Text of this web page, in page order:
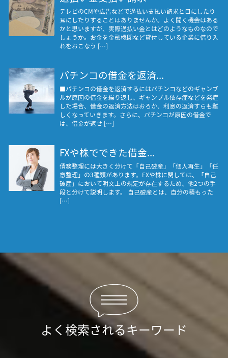
テレビのCMや広告などで過払い支払い請求と目にしたり
耳にしたりすることはありませんか。よく聞く機会はある
かと思いますが、実際過払い金とはどのようなものなので
しょうか。お金を金融機関など貸付している企業に借り入
れをおこなう […]
パチンコの借金を返済...
■パチンコの借金を返済するにはパチンコなどのギャンブ
ルが原因の借金を繰り返し、ギャンブル依存症などを発症
した場合、借金の返済方法はおろか、利息の返済すらも難
しくなっていきます。さらに、パチンコが原因の借金で
は、借金が返せ […]
FXや株でできた借金...
債務整理には大きく分けて「自己破産」「個人再生」「任
意整理」の3種類があります。FXや株に関しては、「自己
破産」において明文上の規定が存在するため、他2つの手
段と分けて説明します。 自己破産とは、自分の積もった
[…]
よく検索されるキーワード